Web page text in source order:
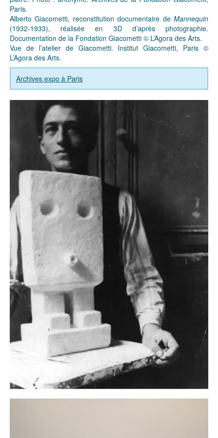
Paris.
Alberto Giacometti, reconstitution documentaire de Mannequin
(1932-1933), réalisée en 3D d’après photographie.
Documentation de la Fondation Giacometti © L’Agora des Arts.
Vue de l’atelier de Giacometti. Institut Giacometti, Paris ©
L’Agora des Arts.
Archives expo à Paris